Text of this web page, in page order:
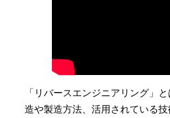
「リバースエンジニアリング」
造や製造方法、活用されている技